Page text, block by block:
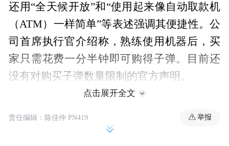
还用“全天候开放”和“使用起来像自动取款机
（ATM）一样简单”等表述强调其便捷性。公
司首席执行官介绍称，熟练使用机器后，买
家只需花费一分半钟即可购得子弹。目前还
没有对购买子弹数量限制的官方声明。
引发了社会的担忧，民众担心这会导致美国
点击展开全文
责任编辑：陈佳仲 PN419 举报